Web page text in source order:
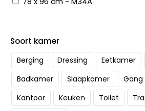
Soort kamer
Berging Dressing Eetkamer
Badkamer
Slaapkamer Gang
Kantoor
Keuken Toilet